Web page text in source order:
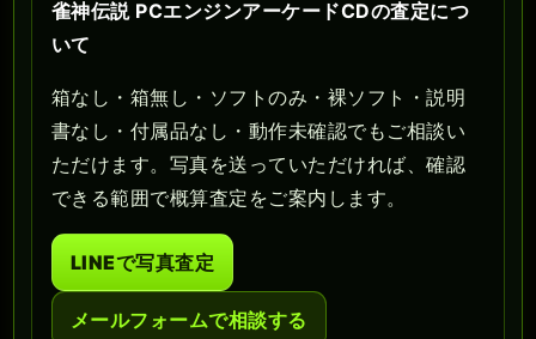
雀神伝説 PCエンジンアーケードCDの査定につ
いて
箱なし・箱無し・ソフトのみ・裸ソフト・説明
書なし・付属品なし・動作未確認でもご相談い
ただけます。写真を送っていただければ、確認
できる範囲で概算査定をご案内します。
LINEで写真査定
メールフォームで相談する